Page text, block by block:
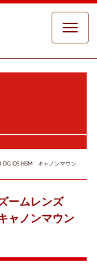
Toggle
OS HSM キャノンマウン
ームレンズ
ャノンマウン